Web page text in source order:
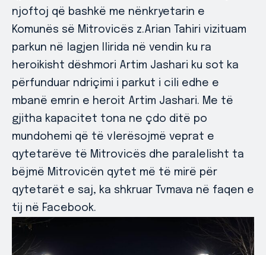
njoftoj që bashkë me nënkryetarin e
Komunës së Mitrovicës z.Arian Tahiri vizituam
parkun në lagjen Ilirida në vendin ku ra
heroikisht dëshmori Artim Jashari ku sot ka
përfunduar ndriçimi i parkut i cili edhe e
mbanë emrin e heroit Artim Jashari. Me të
gjitha kapacitet tona ne çdo ditë po
mundohemi që të vlerësojmë veprat e
qytetarëve të Mitrovicës dhe paralelisht ta
bëjmë Mitrovicën qytet më të mirë për
qytetarët e saj, ka shkruar Tvmava në faqen e
tij në Facebook.